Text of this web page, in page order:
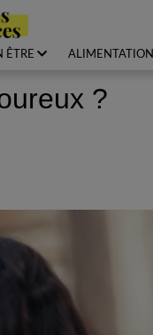
ÊTRE ALIMENTATION
?